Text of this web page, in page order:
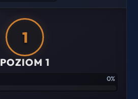
1
POZIOM 1
0%